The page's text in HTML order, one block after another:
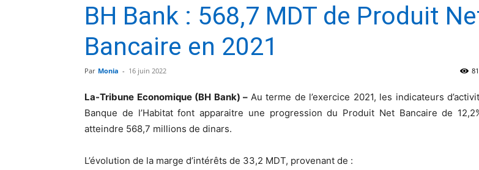
BH Bank : 568,7 MDT de Produit
Bancaire en 2021
Par Monia - 16 juin 2022
La-Tribune Economique (BH Bank) – Au terme de l’exercice 2021, les indicateurs
Banque de l’Habitat font apparaitre une progression du Produit Net Bancaire de
atteindre 568,7 millions de dinars.
L’évolution de la marge d’intérêts de 33,2 MDT, provenant de :